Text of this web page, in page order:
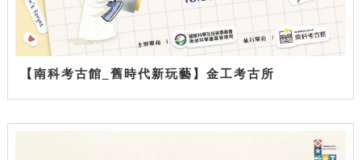
【南科考古館_舊時代新玩藝】金工考古所